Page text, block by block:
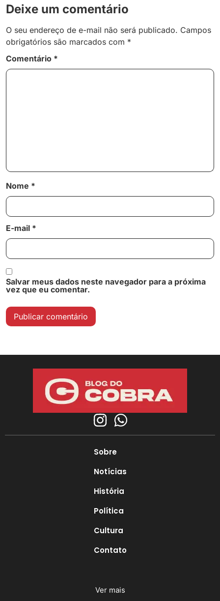
Deixe um comentário
O seu endereço de e-mail não será publicado. Campos
obrigatórios são marcados com *
Comentário *
Nome *
E-mail *
Salvar meus dados neste navegador para a próxima
vez que eu comentar.
Sobre
Notícias
História
Política
Cultura
Contato
Ver mais